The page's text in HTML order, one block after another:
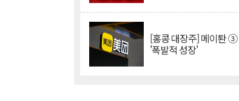
[홍콩 대장주] 메이퇀 ③
'폭발적 성장'